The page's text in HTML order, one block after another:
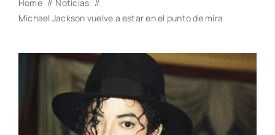
Home
Noticias
Michael Jackson vuelve a estar en el punto de mira